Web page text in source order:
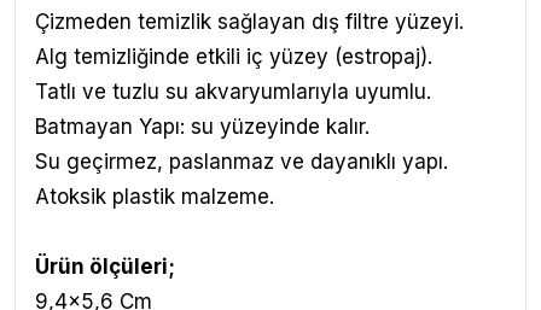
Çizmeden temizlik sağlayan dış filtre yüzeyi.
Alg temizliğinde etkili iç yüzey (estropaj).
Tatlı ve tuzlu su akvaryumlarıyla uyumlu.
Batmayan Yapı: su yüzeyinde kalır.
Su geçirmez, paslanmaz ve dayanıklı yapı.
Atoksik plastik malzeme.
Ürün ölçüleri;
9,4x5,6 Cm